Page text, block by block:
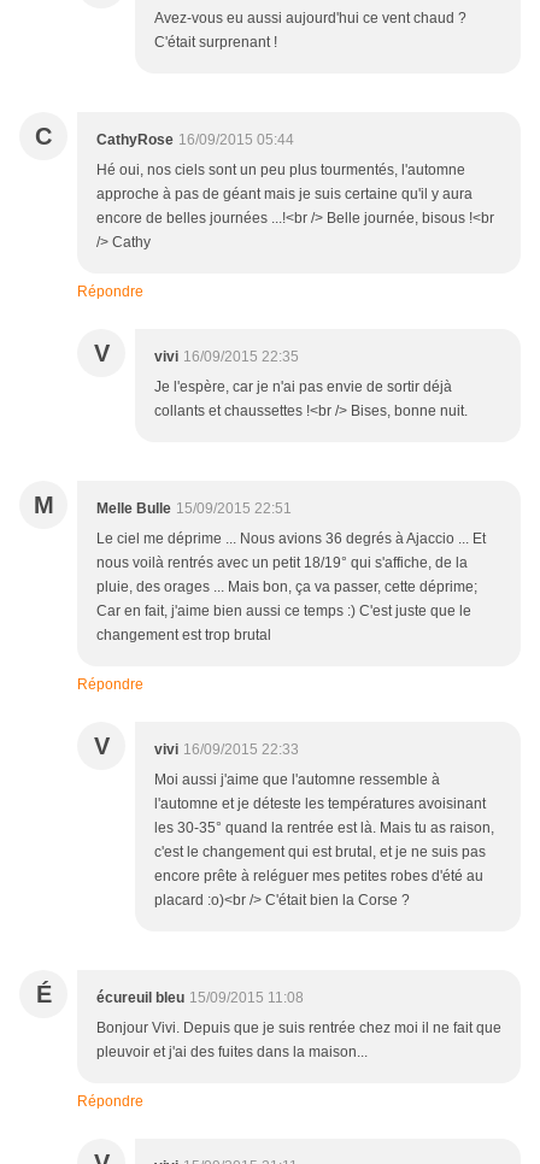
Avez-vous eu aussi aujourd'hui ce vent chaud ?
C'était surprenant !
C CathyRose 16/09/2015 05:44
Hé oui, nos ciels sont un peu plus tourmentés, l'automne
approche à pas de géant mais je suis certaine qu'il y aura
encore de belles journées ...!<br /> Belle journée, bisous !<br
/> Cathy
Répondre
V vivi 16/09/2015 22:35
Je l'espère, car je n'ai pas envie de sortir déjà
collants et chaussettes !<br /> Bises, bonne nuit.
M Melle Bulle 15/09/2015 22:51
Le ciel me déprime ... Nous avions 36 degrés à Ajaccio ... Et
nous voilà rentrés avec un petit 18/19° qui s'affiche, de la
pluie, des orages ... Mais bon, ça va passer, cette déprime;
Car en fait, j'aime bien aussi ce temps :) C'est juste que le
changement est trop brutal
Répondre
V vivi 16/09/2015 22:33
Moi aussi j'aime que l'automne ressemble à
l'automne et je déteste les températures avoisinant
les 30-35° quand la rentrée est là. Mais tu as raison,
c'est le changement qui est brutal, et je ne suis pas
encore prête à reléguer mes petites robes d'été au
placard :o)<br /> C'était bien la Corse ?
É écureuil bleu 15/09/2015 11:08
Bonjour Vivi. Depuis que je suis rentrée chez moi il ne fait que
pleuvoir et j'ai des fuites dans la maison...
Répondre